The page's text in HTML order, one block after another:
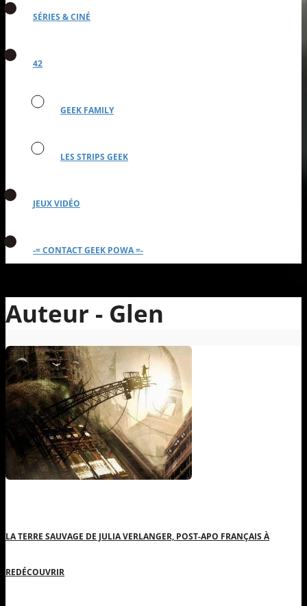
SÉRIES & CINÉ
42
GEEK FAMILY
LES STRIPS GEEK
JEUX VIDÉO
-= CONTACT GEEK POWA =-
Auteur - Glen
LA TERRE SAUVAGE DE JULIA VERLANGER, POST-APO FRANÇAIS À
REDÉCOUVRIR